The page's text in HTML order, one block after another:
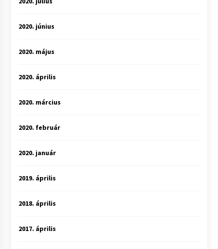
2020. június
2020. május
2020. április
2020. március
2020. február
2020. január
2019. április
2018. április
2017. április